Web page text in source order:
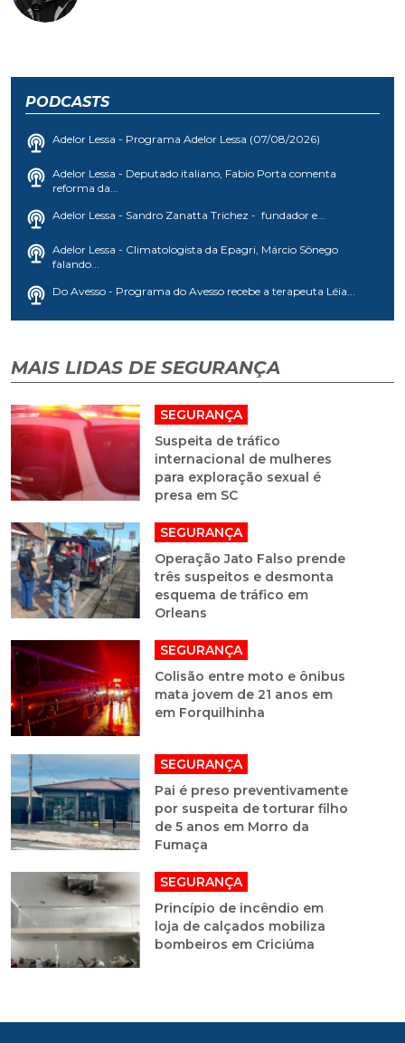
PODCASTS
Adelor Lessa - Programa Adelor Lessa (07/08/2026)
Adelor Lessa - Deputado italiano, Fabio Porta comenta
reforma da...
Adelor Lessa - Sandro Zanatta Trichez - fundador e...
Adelor Lessa - Climatologista da Epagri, Márcio Sônego
falando...
Do Avesso - Programa do Avesso recebe a terapeuta Léia...
MAIS LIDAS DE SEGURANÇA
SEGURANÇA
Suspeita de tráfico
internacional de mulheres
para exploração sexual é
presa em SC
SEGURANÇA
Operação Jato Falso prende
três suspeitos e desmonta
esquema de tráfico em
Orleans
SEGURANÇA
Colisão entre moto e ônibus
mata jovem de 21 anos em
em Forquilhinha
SEGURANÇA
Pai é preso preventivamente
por suspeita de torturar filho
de 5 anos em Morro da
Fumaça
SEGURANÇA
Princípio de incêndio em
loja de calçados mobiliza
bombeiros em Criciúma